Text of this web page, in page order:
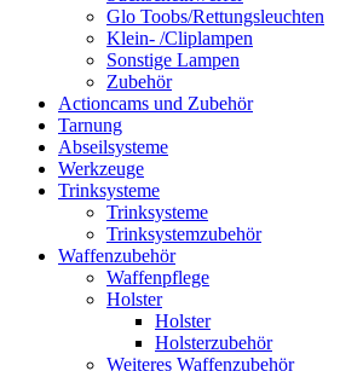
Glo Toobs/Rettungsleuchten
Klein- /Cliplampen
Sonstige Lampen
Zubehör
Actioncams und Zubehör
Tarnung
Abseilsysteme
Werkzeuge
Trinksysteme
Trinksysteme
Trinksystemzubehör
Waffenzubehör
Waffenpflege
Holster
Holster
Holsterzubehör
Weiteres Waffenzubehör